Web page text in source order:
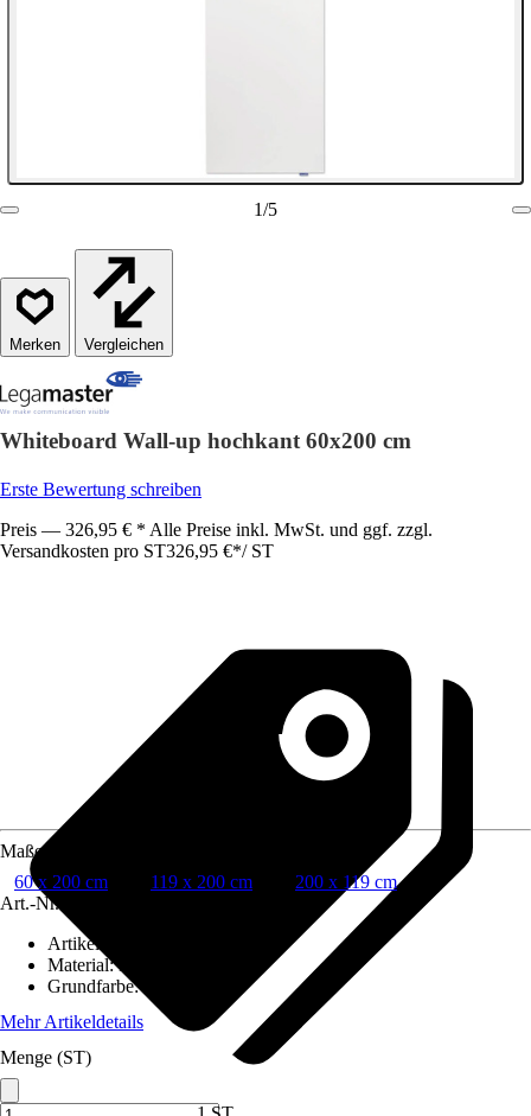
1/5
Vergleichen
Whiteboard Wall-up hochkant 60x200 cm
Erste Bewertung schreiben
Preis — 326,95 € * Alle Preise inkl. MwSt. und ggf. zzgl.
Versandkosten pro ST326,95 €*/ ST
Maße (BxH)
60 x 200 cm
119 x 200 cm
200 x 119 cm
Art.-Nr.
Artikeltyp
Material:Keramikstahl
Grundfarbe:
Mehr Artikeldetails
Menge (ST)